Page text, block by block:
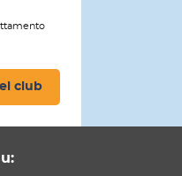
club